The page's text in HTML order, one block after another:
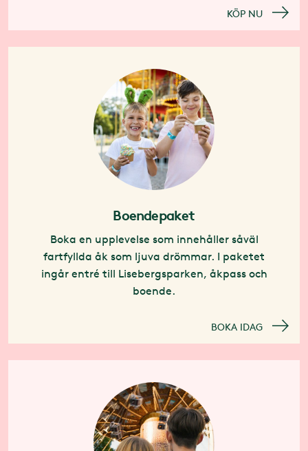
KÖP NU
Boendepaket
Boka en upplevelse som innehåller såväl
fartfyllda åk som ljuva drömmar. I paketet
ingår entré till Lisebergsparken, åkpass och
boende.
BOKA IDAG